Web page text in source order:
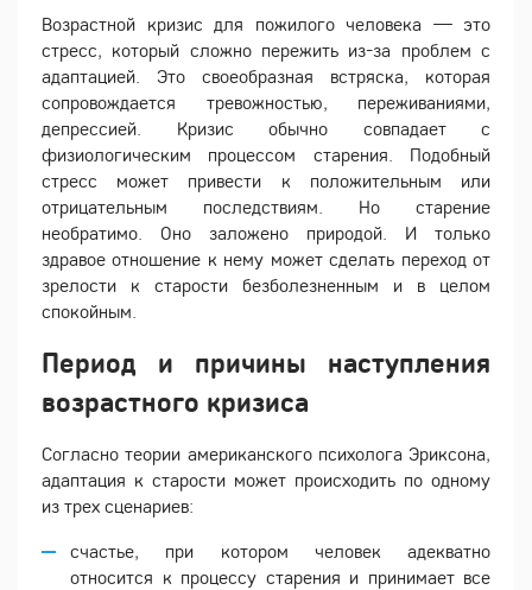
Возрастной кризис для пожилого человека — это
стресс, который сложно пережить из-за проблем с
адаптацией. Это своеобразная встряска, которая
сопровождается тревожностью, переживаниями,
депрессией. Кризис обычно совпадает с
физиологическим процессом старения. Подобный
стресс может привести к положительным или
отрицательным последствиям. Но старение
необратимо. Оно заложено природой. И только
здравое отношение к нему может сделать переход от
зрелости к старости безболезненным и в целом
спокойным.
Период и причины наступления
возрастного кризиса
Согласно теории американского психолога Эриксона,
адаптация к старости может происходить по одному
из трех сценариев:
счастье, при котором человек адекватно
относится к процессу старения и принимает все